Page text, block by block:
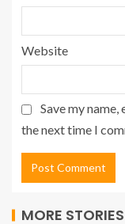
Website
Save my
the next time I
MORE STORIES